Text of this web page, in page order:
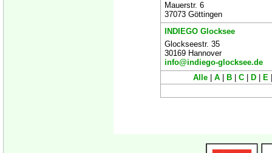
Mauerstr. 6
37073 Göttingen
INDIEGO Glocksee
Glockseestr. 35
30169 Hannover
info@indiego-glocksee.de
Alle
A B C D E